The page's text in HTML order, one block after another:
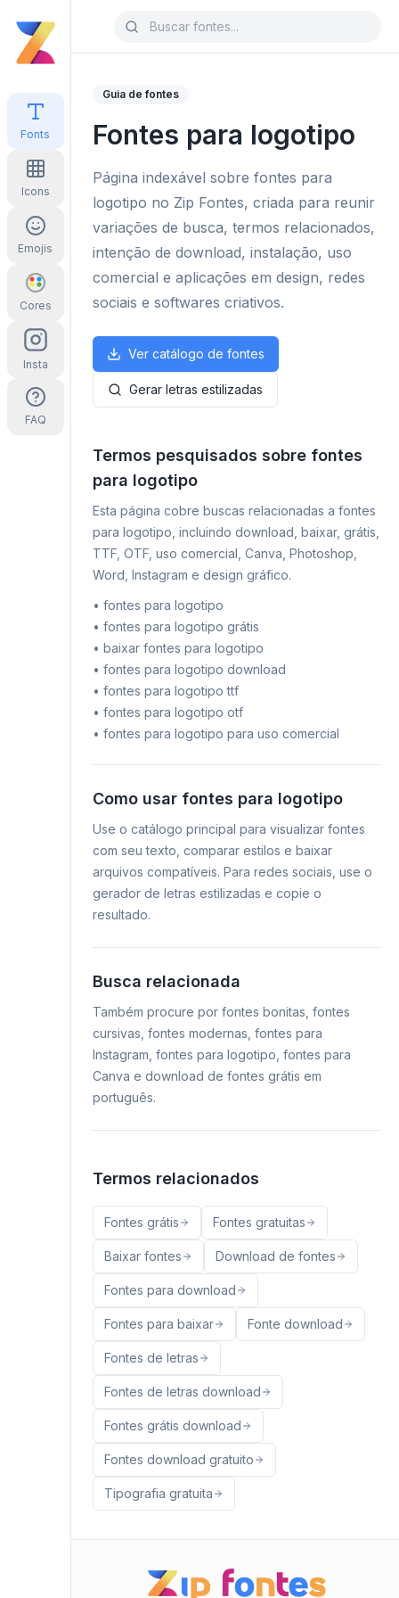
Fonts
Icons
Emojis
Cores
Insta
FAQ
Guia de fontes
Fontes para logotipo
Página indexável sobre fontes para
logotipo no Zip Fontes, criada para reunir
variações de busca, termos relacionados,
intenção de download, instalação, uso
comercial e aplicações em design, redes
sociais e softwares criativos.
Ver catálogo de fontes
Gerar letras estilizadas
Termos pesquisados sobre fontes
para logotipo
Esta página cobre buscas relacionadas a fontes
para logotipo, incluindo download, baixar, grátis,
TTF, OTF, uso comercial, Canva, Photoshop,
Word, Instagram e design gráfico.
• fontes para logotipo
• fontes para logotipo grátis
• baixar fontes para logotipo
• fontes para logotipo download
• fontes para logotipo ttf
• fontes para logotipo otf
• fontes para logotipo para uso comercial
Como usar fontes para logotipo
Use o catálogo principal para visualizar fontes
com seu texto, comparar estilos e baixar
arquivos compatíveis. Para redes sociais, use o
gerador de letras estilizadas e copie o
resultado.
Busca relacionada
Também procure por fontes bonitas, fontes
cursivas, fontes modernas, fontes para
Instagram, fontes para logotipo, fontes para
Canva e download de fontes grátis em
português.
Termos relacionados
Fontes grátis Fontes gratuitas
Baixar fontes Download de fontes
Fontes para download
Fontes para baixar Fonte download
Fontes de letras
Fontes de letras download
Fontes grátis download
Fontes download gratuito
Tipografia gratuita